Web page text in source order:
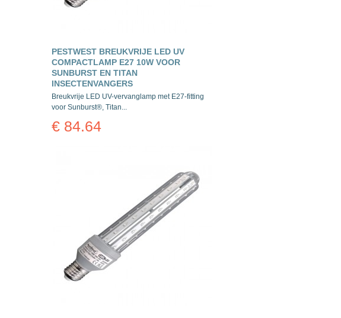
PESTWEST BREUKVRIJE LED UV
COMPACTLAMP E27 10W VOOR
SUNBURST EN TITAN
INSECTENVANGERS
Breukvrije LED UV-vervanglamp met E27-fitting
voor Sunburst®, Titan...
€ 84.64